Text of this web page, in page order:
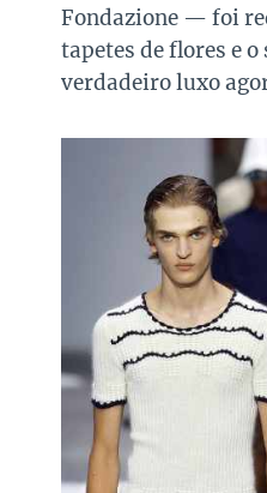
Fondazione — foi
tapetes de flores e
verdadeiro luxo